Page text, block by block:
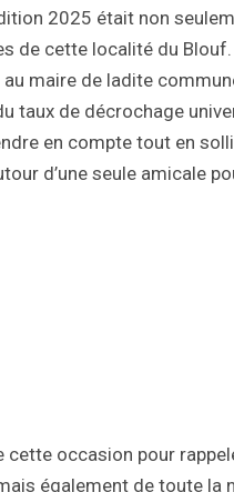
2025 était non
de cette localité du
maire de ladite
taux de décrochage
en compte tout en
d’une seule amicale
occasion pour
également de toute la